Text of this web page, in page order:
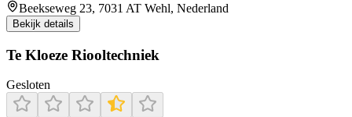
Beekseweg 23, 7031 AT Wehl, Nederland
Bekijk details
Te Kloeze Riooltechniek
Gesloten